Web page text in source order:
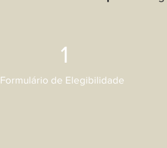
Formulário de Elegibilidade
1